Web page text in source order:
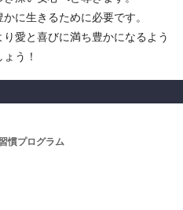
に生きるために必要です。
愛と喜びに満ち豊かになるよう
う！
慣プログラム